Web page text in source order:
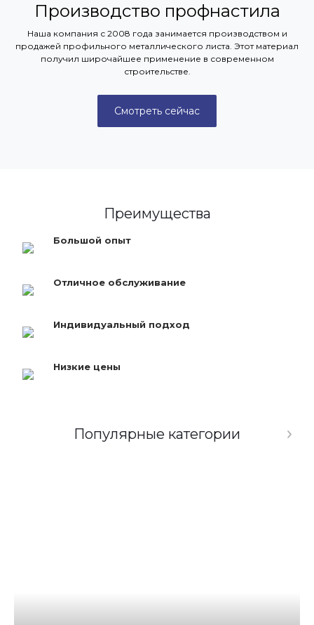
Производство профнастила
Наша компания с 2008 года занимается производством и
продажей профильного металлического листа. Этот материал
получил широчайшее применение в современном
строительстве.
Смотреть сейчас
Преимущества
Большой опыт
Отличное обслуживание
Индивидуальный подход
Низкие цены
Популярные категории